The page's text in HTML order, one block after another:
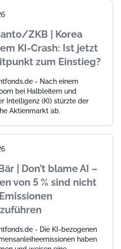
ZKB | Korea
KI-Crash: Ist jetzt
zum Einstieg?
- Nach einem
bei Halbleitern und
Intelligenz (KI) stürzte der
Aktienmarkt ab.
| Don’t blame AI –
von 5 % sind nicht
- Die KI-bezogenen
haben